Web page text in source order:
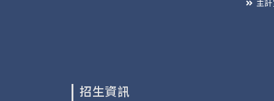
主
招生資訊